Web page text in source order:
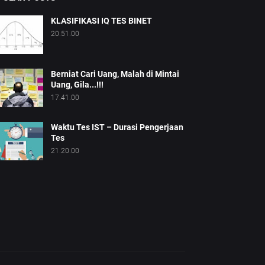
KLASIFIKASI IQ TES BINET
20.51.00
Berniat Cari Uang, Malah di Mintai
Uang, Gila...!!!
17.41.00
Waktu Tes IST – Durasi Pengerjaan
Tes
21.20.00